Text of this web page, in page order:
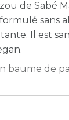
de Sabé
sans
. Il est
baume de